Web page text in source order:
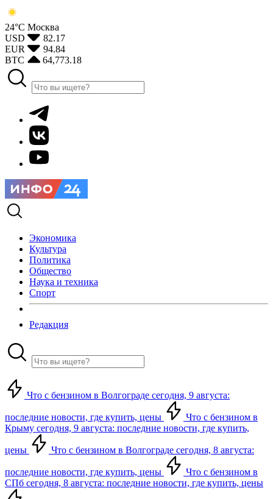
24°С Москва
USD
82.17
EUR
94.84
BTC
64,773.18
Экономика
Культура
Политика
Общество
Наука и техника
Спорт
Редакция
Что с бензином в Волгограде сегодня, 9 августа:
последние новости, где купить, цены
Что с бензином в
Крыму сегодня, 9 августа: последние новости, где купить,
цены Что с бензином в Волгограде сегодня, 8 августа:
последние новости, где купить, цены
Что с бензином в
СПб сегодня, 8 августа: последние новости, где купить, цены